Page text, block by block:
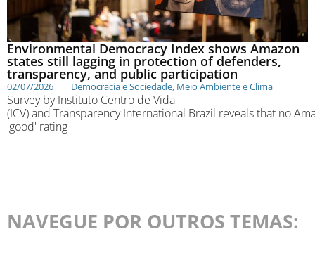
Environmental Democracy Index shows Amazon
states still lagging in protection of defenders,
transparency, and public participation
02/07/2026 Democracia e Sociedade, Meio Ambiente e Clima
Survey by Instituto Centro de Vida
(ICV) and Transparency International Brazil reveals that no
'good' rating
NAVEGUE POR OUTROS TEMAS: